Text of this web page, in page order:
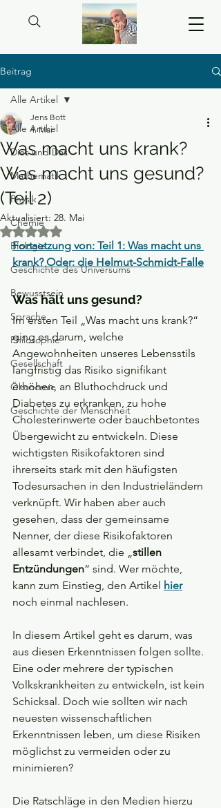
Beitrag
Alle Artikel
Dies und Das
Mathematik
Physik
Chemie
Biologie
Geschichte des Universums
Bewusstsein
Sprache
Philosophie
Gesellschaft
Ökonomie
Geschichte der Menschheit
Alle Artikel
Was macht uns krank?
Was macht uns gesund?
(Teil 2)
Jens Bott
4. Mai
Aktualisiert: 28. Mai
Mit NaN von 5 Sternen bewertet.
Fortsetzung von: Teil 1: Was macht uns
krank? Oder: die Helmut-Schmidt-Falle
Was hält uns gesund?
Im ersten Teil „Was macht uns krank?“
ging es darum, welche
Angewohnheiten unseres Lebensstils
langfristig das Risiko signifikant
erhöhen, an Bluthochdruck und
Diabetes zu erkranken, zu hohe
Cholesterinwerte oder bauchbetontes
Übergewicht zu entwickeln. Diese
wichtigsten Risikofaktoren sind
ihrerseits stark mit den häufigsten
Todesursachen in den Industrieländern
verknüpft. Wir haben aber auch
gesehen, dass der gemeinsame
Nenner, der diese Risikofaktoren
allesamt verbindet, die „stillen
Entzündungen“ sind. Wer möchte,
kann zum Einstieg, den Artikel hier
noch einmal nachlesen.
In diesem Artikel geht es darum, was
aus diesen Erkenntnissen folgen sollte.
Eine oder mehrere der typischen
Volkskrankheiten zu entwickeln, ist kein
Schicksal. Doch wie sollten wir nach
neuesten wissenschaftlichen
Erkenntnissen leben, um diese Risiken
möglichst zu vermeiden oder zu
minimieren?
Die Ratschläge in den Medien hierzu